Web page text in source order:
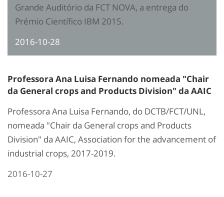
Grande Auditório da FCT NOVA, a entrega do
Prémio Científico IBM 2015.
2016-10-28
Professora Ana Luisa Fernando nomeada "Chair
da General crops and Products Division" da AAIC
Professora Ana Luisa Fernando, do DCTB/FCT/UNL,
nomeada "Chair da General crops and Products
Division" da AAIC, Association for the advancement of
industrial crops, 2017-2019.
2016-10-27